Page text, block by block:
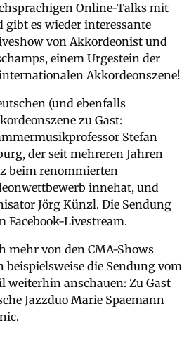
Online-Talks mit
gibt es wieder interessante
von Akkordeonist und
einem Urgestein der
Akkordeonszene!
(und ebenfalls
zu Gast:
Stefan
der seit mehreren Jahren
beim renommierten
innehat, und
Jörg Künzl. Die Sendung
Facebook-Livestream.
mehr von den CMA-Shows
beispielsweise die Sendung vom
weiterhin anschauen: Zu Gast
Jazzduo Marie Spaemann